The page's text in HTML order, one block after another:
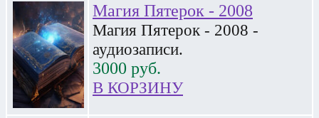
Магия Пятерок - 2008
Магия Пятерок - 2008 -
аудиозаписи.
3000 руб.
В КОРЗИНУ